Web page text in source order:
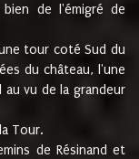
de l'émigré de
tour coté Sud du
du château, l'une
vu de la grandeur
Tour.
de Résinand et